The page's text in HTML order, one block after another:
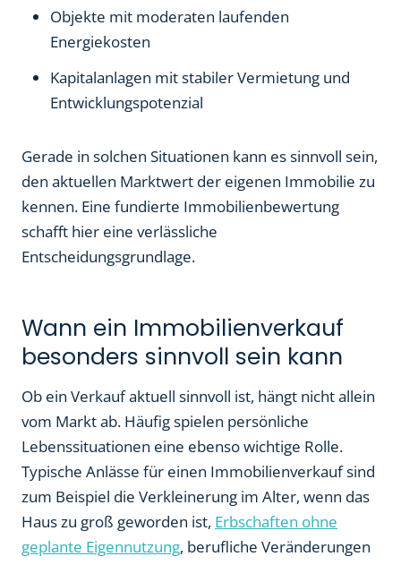
Objekte mit moderaten laufenden
Energiekosten
Kapitalanlagen mit stabiler Vermietung und
Entwicklungspotenzial
Gerade in solchen Situationen kann es sinnvoll sein,
den aktuellen Marktwert der eigenen Immobilie zu
kennen. Eine fundierte Immobilienbewertung
schafft hier eine verlässliche
Entscheidungsgrundlage.
Wann ein Immobilienverkauf
besonders sinnvoll sein kann
Ob ein Verkauf aktuell sinnvoll ist, hängt nicht allein
vom Markt ab. Häufig spielen persönliche
Lebenssituationen eine ebenso wichtige Rolle.
Typische Anlässe für einen Immobilienverkauf sind
zum Beispiel die Verkleinerung im Alter, wenn das
Haus zu groß geworden ist, Erbschaften ohne
geplante Eigennutzung, berufliche Veränderungen